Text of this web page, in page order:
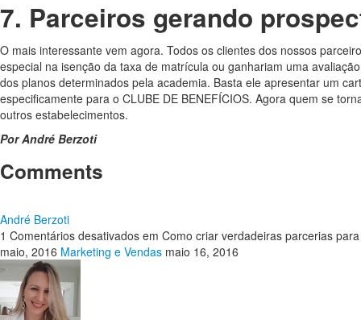
7. Parceiros gerando
O mais interessante vem agora. Todos os clientes dos nossos
especial na isenção da taxa de matrícula ou ganhariam uma
dos planos determinados pela academia. Basta ele apresentar um
especificamente para o CLUBE DE BENEFÍCIOS. Agora quem se
outros estabelecimentos.
Por André Berzoti
Comments
André Berzoti
1 Comentários desativados em Como criar verdadeiras parcerias
maio, 2016 Marketing e Vendas maio 16, 2016